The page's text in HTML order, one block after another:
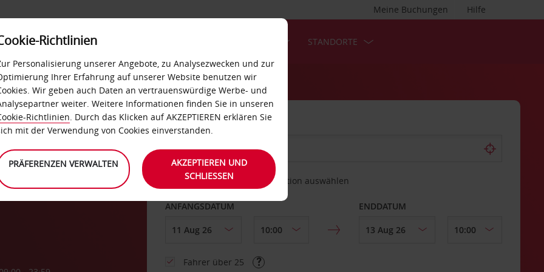
Hilfe
Meine Buchungen
LOYALTY SELF-SERVICES STANDORTE
ABHOLEN VON
Eine andere Rückgabestation auswählen
ANFANGSDATUM ENDDATUM
Fahrer über 25
Richtlinien
Personalisierung unserer Angebote, zu Analysezwecken und zur
Ihrer Erfahrung auf unserer Website benutzen wir
Wir geben auch Daten an vertrauenswürdige Werbe- und
weiter. Weitere Informationen finden Sie in unseren
Richtlinien. Durch das Klicken auf AKZEPTIEREN erklären Sie
mit der Verwendung von Cookies einverstanden.
PRÄFERENZEN VERWALTEN
AKZEPTIEREN UND
SCHLIESSEN